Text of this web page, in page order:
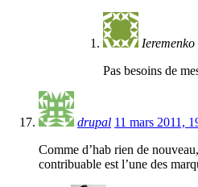
Ieremenko
Pas besoins de
drupal 11 mars 2011,
Comme d’hab rien de
contribuable est l’une des